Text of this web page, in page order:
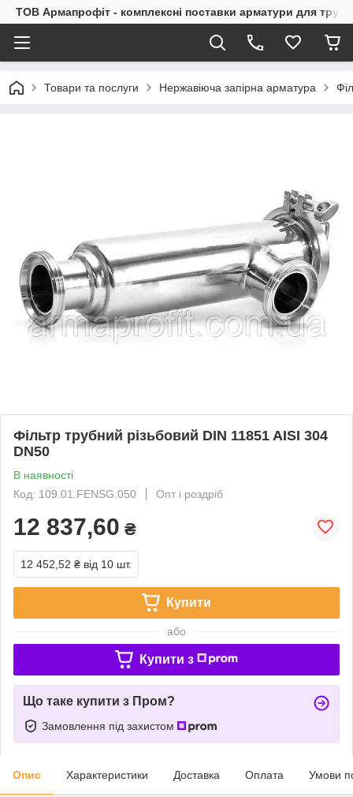
ТОВ Армапрофіт - комплексні поставки арматури для
Товари та послуги Нержавіюча запірна арматура
Фільтр трубний різьбовий DIN 11851 AISI 304
DN50
В наявності
Код: 109.01.FENSG.050
Опт і роздріб
12 837,60 ₴
12 452,52 ₴ від 10 шт.
Купити
або
Купити з
Що таке купити з Пром?
Замовлення під захистом
Опис Характеристики Доставка Оплата Умови